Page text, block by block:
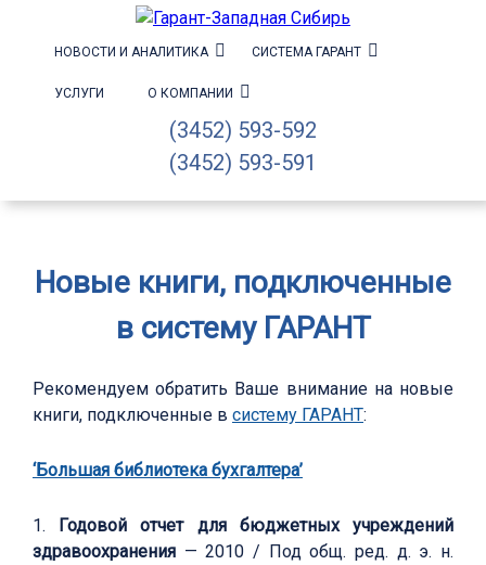
НОВОСТИ И АНАЛИТИКА СИСТЕМА ГАРАНТ
УСЛУГИ О КОМПАНИИ
(3452) 593-592
(3452) 593-591
Новые книги, подключенные
в систему ГАРАНТ
Рекомендуем обратить Ваше внимание на новые
книги, подключенные в систему ГАРАНТ:
‘Большая библиотека бухгалтера’
1. Годовой отчет для бюджетных учреждений
здравоохранения — 2010 / Под общ. ред. д. э. н.